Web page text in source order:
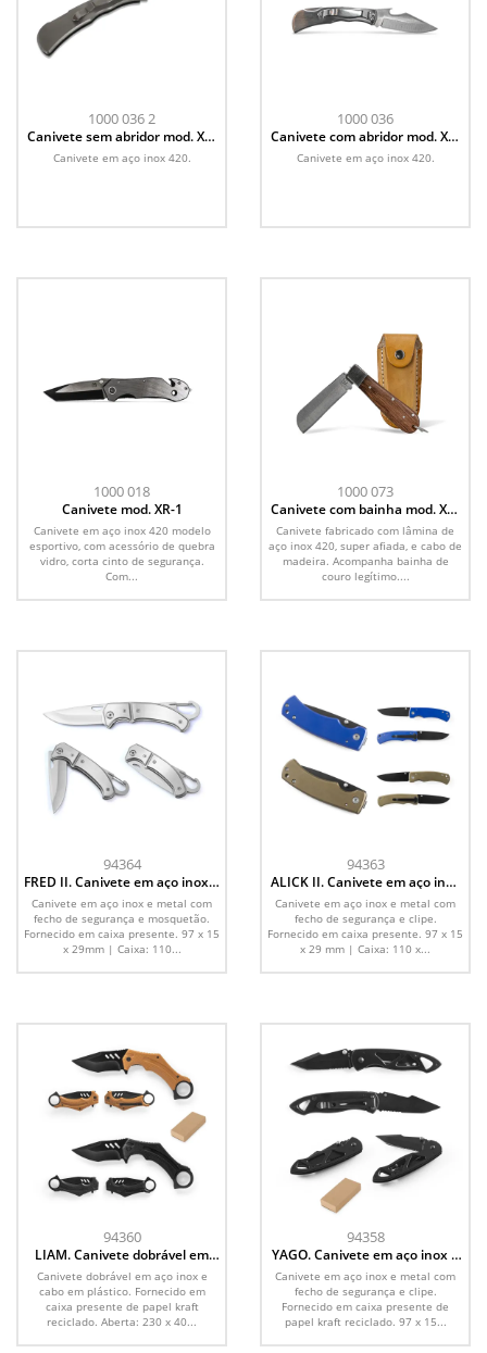
1000 036 2
Canivete sem abridor mod. XR-
Canivete em aço inox 420.
1000 036
Canivete com abridor mod. XR-
Canivete em aço inox 420.
1000 018
Canivete mod. XR-1
Canivete em aço inox 420 modelo
esportivo, com acessório de quebra
vidro, corta cinto de segurança.
Com...
1000 073
Canivete com bainha mod. XR-
5
Canivete fabricado com lâmina de
aço inox 420, super afiada, e cabo de
madeira. Acompanha bainha de
couro legítimo....
94364
FRED II. Canivete em aço inox e
metal com fecho de segurança
Canivete em aço inox e metal com
fecho de segurança e mosquetão.
Fornecido em caixa presente. 97 x 15
x 29mm | Caixa: 110...
94363
ALICK II. Canivete em aço inox
e metal com fecho de
segurança
Canivete em aço inox e metal com
fecho de segurança e clipe.
Fornecido em caixa presente. 97 x 15
x 29 mm | Caixa: 110 x...
94360
LIAM. Canivete dobrável em
aço inox e cabo em plástico
Canivete dobrável em aço inox e
cabo em plástico. Fornecido em
caixa presente de papel kraft
reciclado. Aberta: 230 x 40...
94358
YAGO. Canivete em aço inox e
metal com fecho de segurança
Canivete em aço inox e metal com
fecho de segurança e clipe.
Fornecido em caixa presente de
papel kraft reciclado. 97 x 15...